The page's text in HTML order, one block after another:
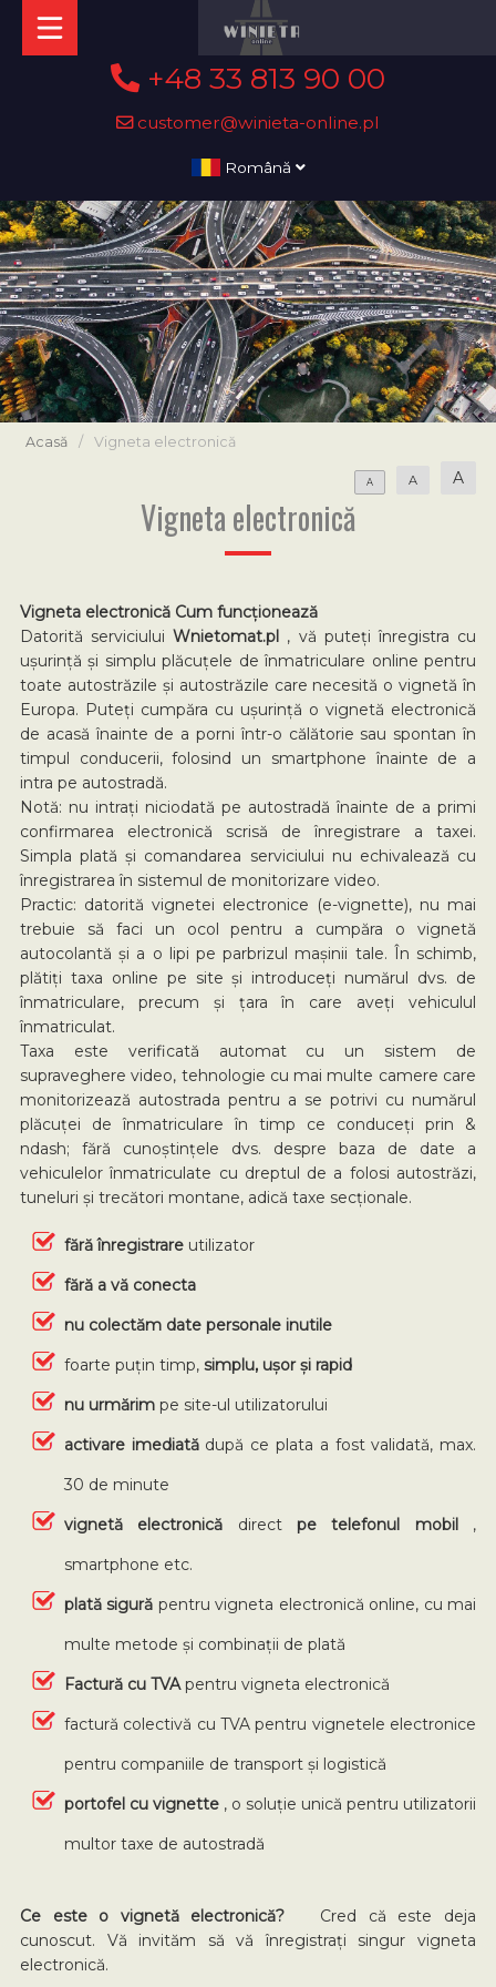
+48 33 813 90 00
customer@winieta-online.pl
Română
Acasă / Vigneta electronică
A A A
Vigneta electronică
Vigneta electronică Cum funcționează
Datorită serviciuluiWnietomat.pl , vă puteți înregistra cu
ușurință și simplu plăcuțele de înmatriculare online pentru
toate autostrăzile și autostrăzile care necesită o vignetă în
Europa. Puteți cumpăra cu ușurință o vignetă electronică
de acasă înainte de a porni într-o călătorie sau spontan în
timpul conducerii, folosind un smartphone înainte de a
intra pe autostradă.
Notă: nu intrați niciodată pe autostradă înainte de a primi
confirmarea electronică scrisă de înregistrare a taxei.
Simpla plată și comandarea serviciului nu echivalează cu
înregistrarea în sistemul de monitorizare video.
Practic: datorită vignetei electronice (e-vignette), nu mai
trebuie să faci un ocol pentru a cumpăra o vignetă
autocolantă și a o lipi pe parbrizul mașinii tale. În schimb,
plătiți taxa online pe site și introduceți numărul dvs. de
înmatriculare, precum și țara în care aveți vehiculul
înmatriculat.
Taxa este verificată automat cu un sistem de
supraveghere video, tehnologie cu mai multe camere care
monitorizează autostrada pentru a se potrivi cu numărul
plăcuței de înmatriculare în timp ce conduceți prin &
ndash; fără cunoștințele dvs. despre baza de date a
vehiculelor înmatriculate cu dreptul de a folosi autostrăzi,
tuneluri și trecători montane, adică taxe secționale.
fără înregistrare utilizator
fără a vă conecta
nu colectăm date personale inutile
foarte puțin timp, simplu, ușor și rapid
nu urmărim pe site-ul utilizatorului
activare imediată după ce plata a fost validată, max.
30 de minute
vignetă electronică direct pe telefonul mobil ,
smartphone etc.
plată sigură pentru vigneta electronică online, cu mai
multe metode și combinații de plată
Factură cu TVApentru vigneta electronică
factură colectivă cu TVA pentru vignetele electronice
pentru companiile de transport și logistică
portofel cu vignette , o soluție unică pentru utilizatorii
multor taxe de autostradă
Ce este o vignetă electronică?
Cred că este deja
cunoscut. Vă invităm să vă înregistrați singur vigneta
electronică.